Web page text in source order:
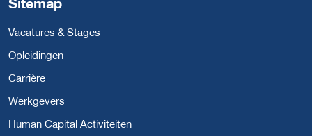
Vacatures & Stages
Opleidingen
Carrière
Werkgevers
Human Capital Activiteiten